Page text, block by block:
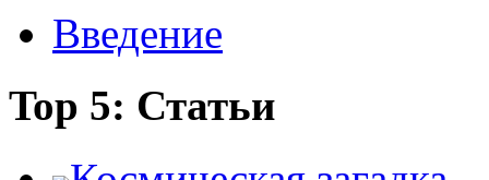
Введение
Top 5: Статьи